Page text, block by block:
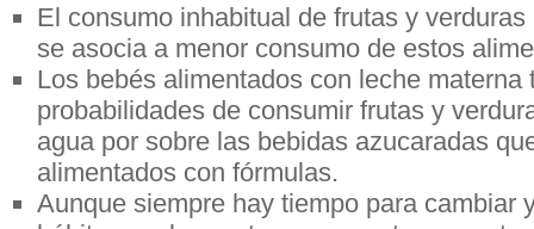
El consumo inhabitual de frutas y
se asocia a menor consumo de estos
Los bebés alimentados con leche materna
probabilidades de consumir frutas y
agua por sobre las bebidas azucaradas
alimentados con fórmulas.
Aunque siempre hay tiempo para cambiar